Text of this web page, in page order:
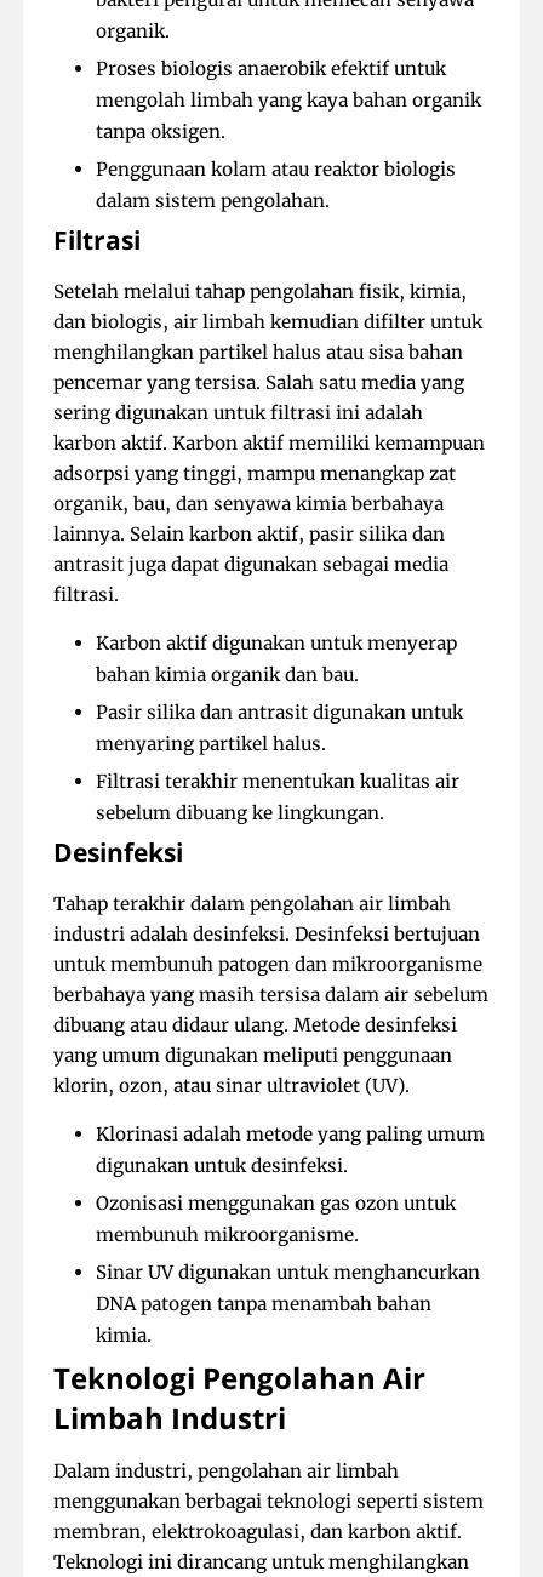
organik.
Proses biologis anaerobik efektif untuk
mengolah limbah yang kaya bahan organik
tanpa oksigen.
Penggunaan kolam atau reaktor biologis
dalam sistem pengolahan.
Filtrasi
Setelah melalui tahap pengolahan fisik, kimia,
dan biologis, air limbah kemudian difilter untuk
menghilangkan partikel halus atau sisa bahan
pencemar yang tersisa. Salah satu media yang
sering digunakan untuk filtrasi ini adalah
karbon aktif. Karbon aktif memiliki kemampuan
adsorpsi yang tinggi, mampu menangkap zat
organik, bau, dan senyawa kimia berbahaya
lainnya. Selain karbon aktif, pasir silika dan
antrasit juga dapat digunakan sebagai media
filtrasi.
Karbon aktif digunakan untuk menyerap
bahan kimia organik dan bau.
Pasir silika dan antrasit digunakan untuk
menyaring partikel halus.
Filtrasi terakhir menentukan kualitas air
sebelum dibuang ke lingkungan.
Desinfeksi
Tahap terakhir dalam pengolahan air limbah
industri adalah desinfeksi. Desinfeksi bertujuan
untuk membunuh patogen dan mikroorganisme
berbahaya yang masih tersisa dalam air sebelum
dibuang atau didaur ulang. Metode desinfeksi
yang umum digunakan meliputi penggunaan
klorin, ozon, atau sinar ultraviolet (UV).
Klorinasi adalah metode yang paling umum
digunakan untuk desinfeksi.
Ozonisasi menggunakan gas ozon untuk
membunuh mikroorganisme.
Sinar UV digunakan untuk menghancurkan
DNA patogen tanpa menambah bahan
kimia.
Teknologi Pengolahan Air
Limbah Industri
Dalam industri, pengolahan air limbah
menggunakan berbagai teknologi seperti sistem
membran, elektrokoagulasi, dan karbon aktif.
Teknologi ini dirancang untuk menghilangkan